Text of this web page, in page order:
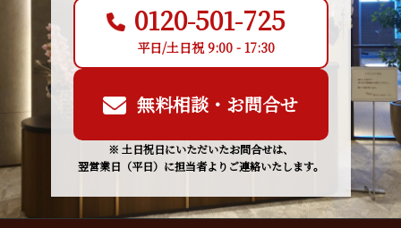
0120-501-725
平日/土日祝 9:00 - 17:30
無料相談・お問合せ
※ 土日祝日にいただいたお問合せは、
翌営業日（平日）に担当者よりご連絡いたします。